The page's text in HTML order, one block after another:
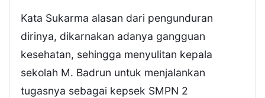
Kata Sukarma alasan dari pengunduran
dirinya, dikarnakan adanya gangguan
kesehatan, sehingga menyulitan kepala
sekolah M. Badrun untuk menjalankan
tugasnya sebagai kepsek SMPN 2